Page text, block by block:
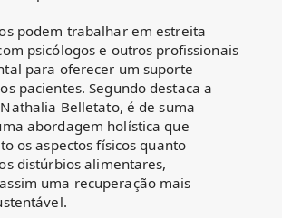
podem trabalhar em estreita
psicólogos e outros profissionais
para oferecer um suporte
pacientes. Segundo destaca a
Belletato, é de suma
abordagem holística que
os aspectos físicos quanto
distúrbios alimentares,
uma recuperação mais